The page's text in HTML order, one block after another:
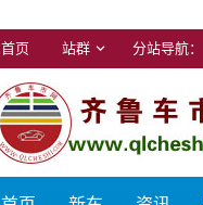
首页 站群 分站导航：